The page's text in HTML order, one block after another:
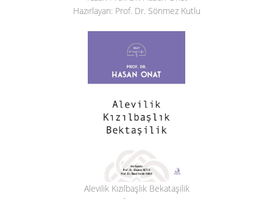
Hazırlayan: Prof. Dr. Sönmez Kutlu
Alevilik Kızılbaşlık Bekataşilik